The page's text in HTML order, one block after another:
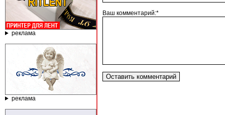
реклама
реклама
Ваш комментарий:*